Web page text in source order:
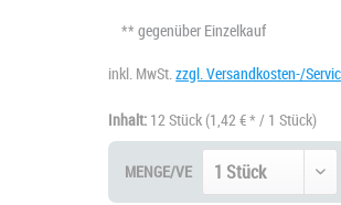
** gegenüber Einzelkauf
inkl. MwSt.zzgl. Versandkosten-/
Inhalt: 12 Stück (1,42 € * / 1 Stück)
MENGE/VE